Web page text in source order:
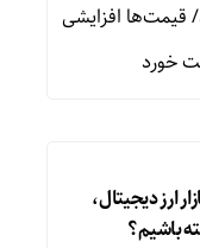
خورد
ارز دیجیتال،
باشیم؟